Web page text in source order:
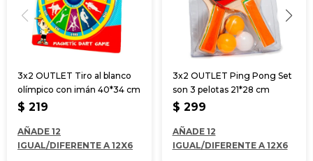
3x2 OUTLET Tiro al blanco
olímpico con imán 40*34 cm
$ 219
AÑADE 12
IGUAL/DIFERENTE A 12X6
3x2 OUTLET Ping Pong Set
son 3 pelotas 21*28 cm
$ 299
AÑADE 12
IGUAL/DIFERENTE A 12X6